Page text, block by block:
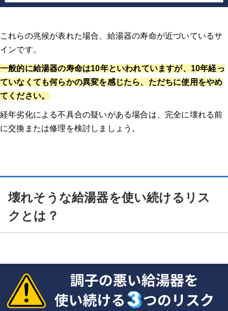
これらの兆候が表れた場合、給湯器の寿命が近づいているサ
インです。
一般的に給湯器の寿命は10年といわれていますが、10年経っ
ていなくても何らかの異変を感じたら、ただちに使用をやめ
てください。
経年劣化による不具合の疑いがある場合は、完全に壊れる前
に交換または修理を検討しましょう。
壊れそうな給湯器を使い続けるリス
クとは？